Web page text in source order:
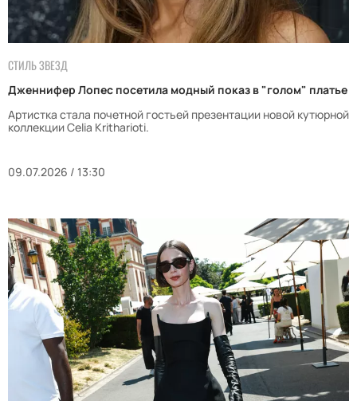
СТИЛЬ ЗВЕЗД
Дженнифер Лопес посетила модный показ в "голом" платье
Артистка стала почетной гостьей презентации новой кутюрной
коллекции Celia Kritharioti.
09.07.2026 / 13:30